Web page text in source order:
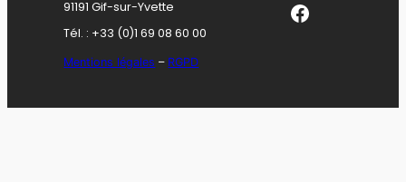
91191 Gif-sur-Yvette
Tél. : +33 (0)1 69 08 60 00
Mentions légales – RGPD
Facebook